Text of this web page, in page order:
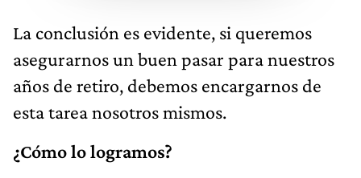
La conclusión es evidente, si queremos
asegurarnos un buen pasar para nuestros
años de retiro, debemos encargarnos de
esta tarea nosotros mismos.
¿Cómo lo logramos?